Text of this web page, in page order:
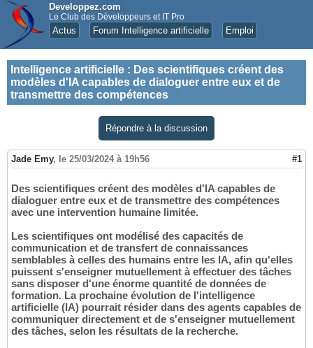
Developpez.com
Le Club des Développeurs et IT Pro
Actus Forum Intelligence artificielle Emploi
Intelligence artificielle : Des scientifiques créent des
modèles d'IA capables de dialoguer entre eux et de
transmettre des compétences
Répondre à la discussion
Jade Emy, le 25/03/2024 à 19h56 #1
Des scientifiques créent des modèles d'IA capables de
dialoguer entre eux et de transmettre des compétences
avec une intervention humaine limitée.
Les scientifiques ont modélisé des capacités de
communication et de transfert de connaissances
semblables à celles des humains entre les IA, afin qu'elles
puissent s'enseigner mutuellement à effectuer des tâches
sans disposer d'une énorme quantité de données de
formation. La prochaine évolution de l'intelligence
artificielle (IA) pourrait résider dans des agents capables de
communiquer directement et de s'enseigner mutuellement
des tâches, selon les résultats de la recherche.